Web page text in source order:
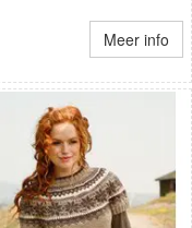
Meer info